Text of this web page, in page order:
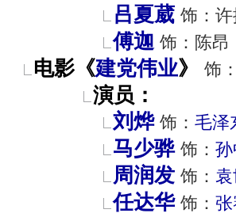
吕夏葳 饰：许
傅迦 饰：陈昂
电影《建党伟业》 饰
演员：
刘烨 饰： 毛泽
马少骅 饰： 孙
周润发 饰：
任达华 饰：